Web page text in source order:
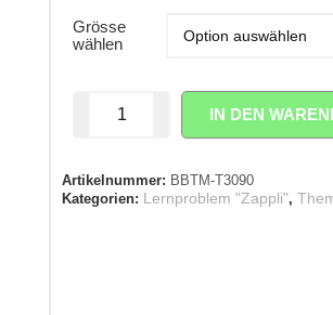
Grösse
wählen
IN DEN
Artikelnummer: BBTM-T3090
Kategorien: Lernproblem "Zappli",